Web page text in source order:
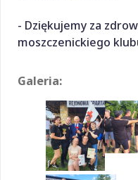
- Dziękujemy za
moszczenickiego
Galeria: